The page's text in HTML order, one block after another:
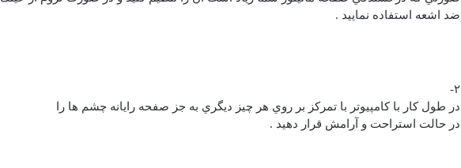
ضد اشعه استفاده نماييد .
۲-
در طول كار با كامپيوتر با تمركز بر روي هر چيز ديگري به جز صفحه رايانه چشم ها را
در حالت استراحت و آرامش قرار دهيد .